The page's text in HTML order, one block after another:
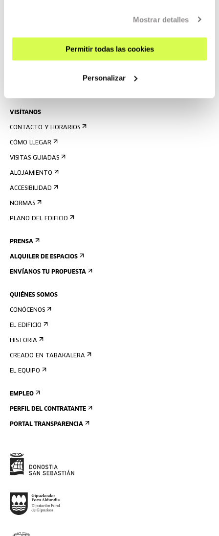
Mostrar detalles
Permitir todas las cookies
Personalizar
VISÍTANOS
CONTACTO Y HORARIOS
CÓMO LLEGAR
VISITAS GUIADAS
ALOJAMIENTO
ACCESIBILIDAD
NORMAS
PLANO DEL EDIFICIO
PRENSA
ALQUILER DE ESPACIOS
ENVÍANOS TU PROPUESTA
QUIÉNES SOMOS
CONÓCENOS
EL EDIFICIO
HISTORIA
CREADO EN TABAKALERA
EL EQUIPO
EMPLEO
PERFIL DEL CONTRATANTE
PORTAL TRANSPARENCIA